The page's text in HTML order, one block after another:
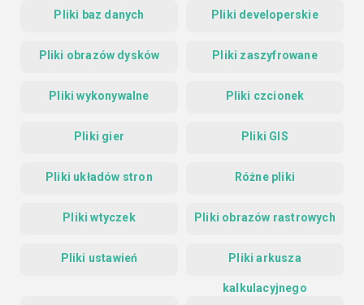
Pliki baz danych Pliki developerskie
Pliki obrazów dysków Pliki zaszyfrowane
Pliki wykonywalne Pliki czcionek
Pliki gier Pliki GIS
Pliki układów stron Różne pliki
Pliki wtyczek Pliki obrazów rastrowych
Pliki ustawień Pliki arkusza
kalkulacyjnego